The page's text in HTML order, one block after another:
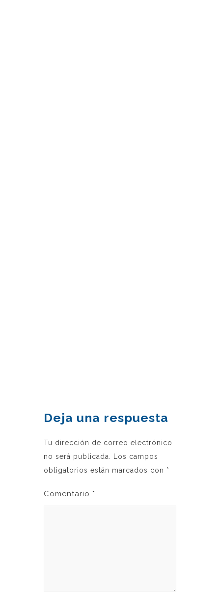
Deja una respuesta
Tu dirección de correo electrónico
no será publicada.
Los campos
obligatorios están marcados con *
Comentario *